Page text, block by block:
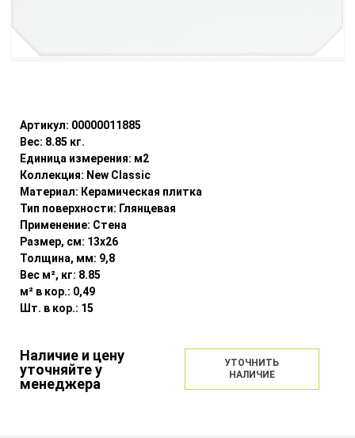
Артикул: 00000011885
Вес: 8.85 кг.
Единица измерения: м2
Коллекция: New Classic
Материал: Керамическая плитка
Тип поверхности: Глянцевая
Применение: Стена
Размер, см: 13x26
Толщина, мм: 9,8
Вес м², кг: 8.85
м² в кор.: 0,49
Шт. в кор.: 15
Наличие и цену
уточняйте у
менеджера
УТОЧНИТЬ
НАЛИЧИЕ